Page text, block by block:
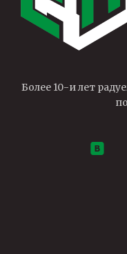
Более 10-и лет